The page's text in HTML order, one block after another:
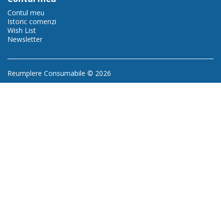
Contul meu
Istoric comenzi
Wish List
Newsletter
Reumplere Consumabile © 2026